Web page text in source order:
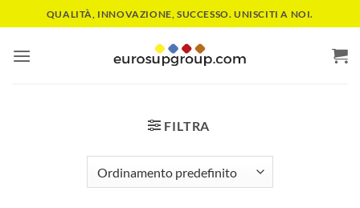
ai
contenuti
QUALITÀ, INNOVAZIONE, SUCCESSO. UNISCITI A NOI.
FILTRA